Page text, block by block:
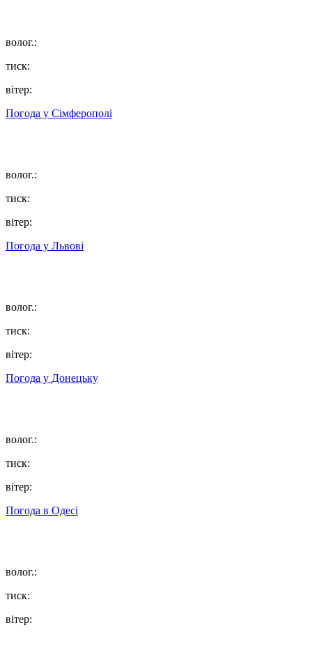
волог.:
тиск:
вітер:
Погода у Сімферополі
волог.:
тиск:
вітер:
Погода у Львові
волог.:
тиск:
вітер:
Погода у Донецьку
волог.:
тиск:
вітер:
Погода в Одесі
волог.:
тиск:
вітер: